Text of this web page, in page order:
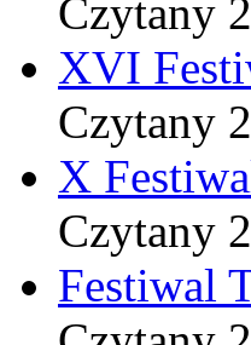
Czytany
XVI
Czytany
X
Czytany
Festiwal